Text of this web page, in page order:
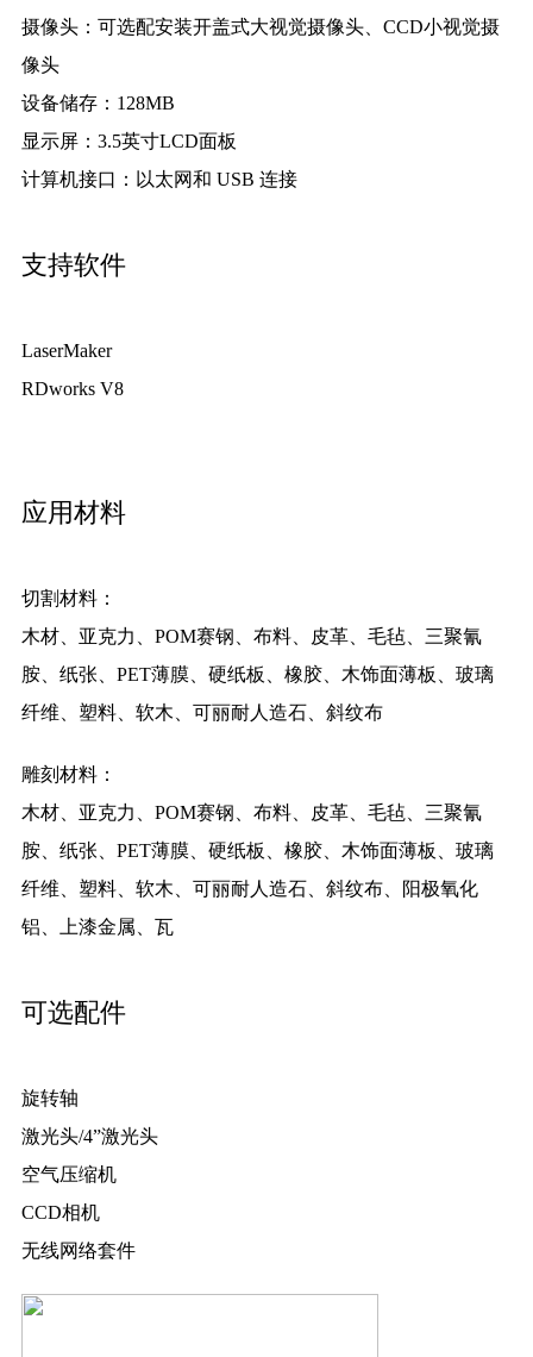
摄像头： 可选配安装开盖式大视觉摄像头、CCD小视觉摄
像头
设备储存： 128MB
显示屏： 3.5英寸LCD面板
计算机接口： 以太网和 USB 连接
支持软件
LaserMaker
RDworks V8
应用材料
切割材料：
木材、亚克力、POM赛钢、布料、皮革、毛毡、三聚氰
胺、纸张、PET薄膜、硬纸板、橡胶、木饰面薄板、玻璃
纤维、塑料、软木、可丽耐人造石、斜纹布
雕刻材料：
木材、亚克力、POM赛钢、布料、皮革、毛毡、三聚氰
胺、纸张、PET薄膜、硬纸板、橡胶、木饰面薄板、玻璃
纤维、塑料、软木、可丽耐人造石、斜纹布、阳极氧化
铝、上漆金属、瓦
可选配件
旋转轴
激光头/4”激光头
空气压缩机
CCD相机
无线网络套件